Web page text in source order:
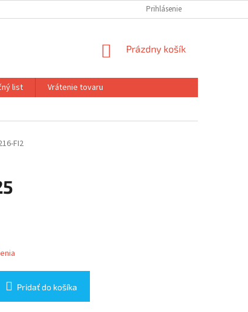
Prihlásenie
NÁKUPNÝ
Prázdny košík
list
Vrátenie tovaru
FI2
Pridať do košíka